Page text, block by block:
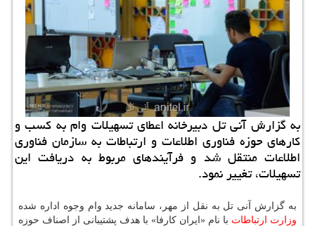
به گزارش آنی تل دبیرخانه اعطای تسهیلات وام به كسب و
كارهای حوزه فناوری اطلاعات و ارتباطات به سازمان فناوری
اطلاعات منتقل شد و فرآیندهای مربوط به دریافت این
تسهیلات، تغییر نمود.
به گزارش آنی تل به نقل از مهر، سامانه جدید وام وجوه اداره شده
وزارت
ارتباطات با نام «ایران كارفا» با هدف پشتیبانی از اصناف حوزه